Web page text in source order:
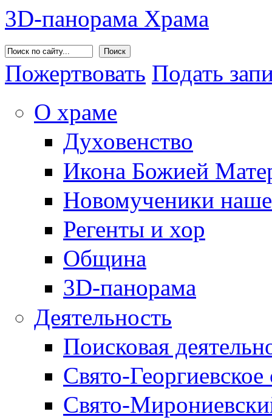
3D-панорама Храма
Пожертвовать Подать
О храме
Духовенство
Икона Божией
Новомученики
Регенты и хор
Община
3D-панорама
Деятельность
Поисковая
Свято-Георгиевское
Свято-